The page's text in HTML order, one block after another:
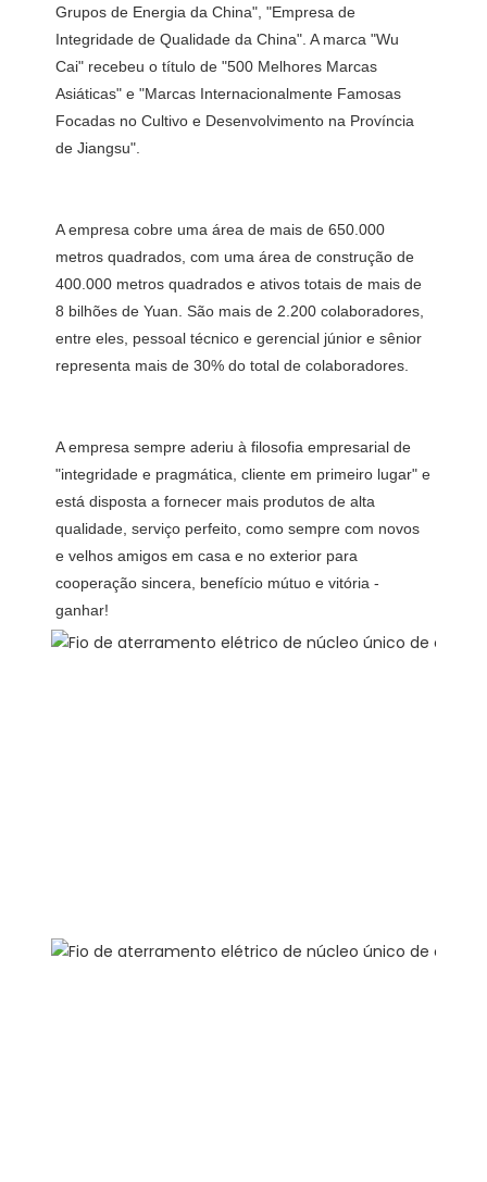
Grupos de Energia da China", "Empresa de
Integridade de Qualidade da China". A marca "Wu
Cai" recebeu o título de "500 Melhores Marcas
Asiáticas" e "Marcas Internacionalmente Famosas
Focadas no Cultivo e Desenvolvimento na Província
A empresa cobre uma área de mais de 650.000
metros quadrados, com uma área de construção de
400.000 metros quadrados e ativos totais de mais de
8 bilhões de Yuan. São mais de 2.200 colaboradores,
entre eles, pessoal técnico e gerencial júnior e sênior
A empresa sempre aderiu à filosofia empresarial de
"integridade e pragmática, cliente em primeiro lugar" e
está disposta a fornecer mais produtos de alta
qualidade, serviço perfeito, como sempre com novos
e velhos amigos em casa e no exterior para
cooperação sincera, benefício mútuo e vitória -